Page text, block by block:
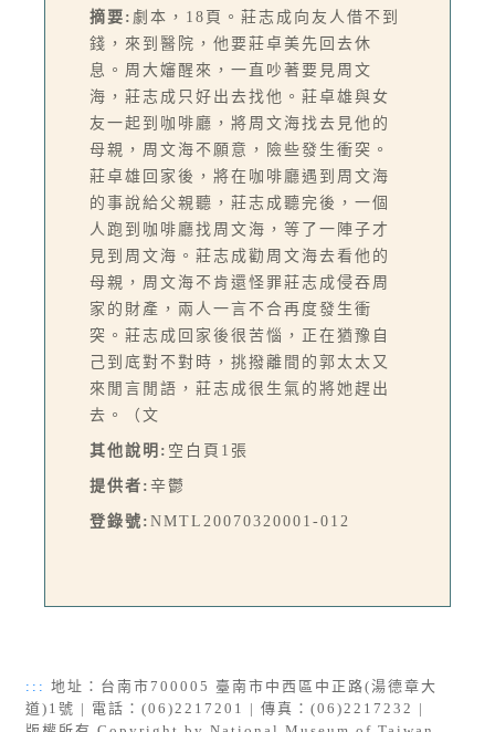
摘要: 劇本，18頁。莊志成向友人借不到
錢，來到醫院，他要莊卓美先回去休
息。周大嬸醒來，一直吵著要見周文
海，莊志成只好出去找他。莊卓雄與女
友一起到咖啡廳，將周文海找去見他的
母親，周文海不願意，險些發生衝突。
莊卓雄回家後，將在咖啡廳遇到周文海
的事說給父親聽，莊志成聽完後，一個
人跑到咖啡廳找周文海，等了一陣子才
見到周文海。莊志成勸周文海去看他的
母親，周文海不肯還怪罪莊志成侵吞周
家的財產，兩人一言不合再度發生衝
突。莊志成回家後很苦惱，正在猶豫自
己到底對不對時，挑撥離間的郭太太又
來閒言閒語，莊志成很生氣的將她趕出
去。（文
其他說明: 空白頁1張
提供者: 辛鬱
登錄號: NMTL20070320001-012
::: 地址：台南市700005 臺南市中西區中正路(湯德章大
道)1號 | 電話：(06)2217201 | 傳真：(06)2217232 |